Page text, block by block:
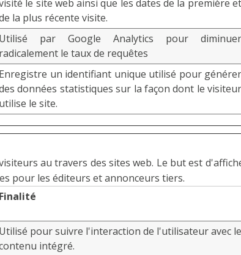
le site web ainsi que les dates de la première et
la plus récente visite.
Utilisé par Google Analytics pour diminuer
radicalement le taux de requêtes
Enregistre un identifiant unique utilisé pour générer
données statistiques sur la façon dont le visiteur
utilise le site.
au travers des sites web. Le but est
pour les éditeurs et annonceurs tiers.
Finalité
Utilisé pour suivre l'interaction de l'utilisateur avec le
intégré.